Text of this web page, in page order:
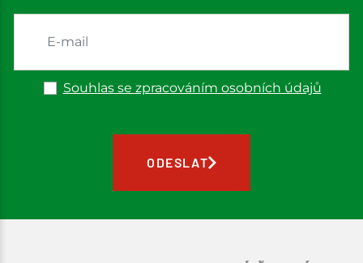
Souhlas se zpracováním osobních údajů
ODESLAT